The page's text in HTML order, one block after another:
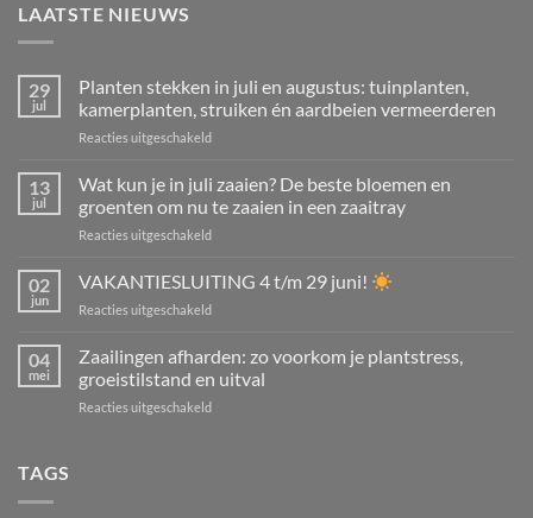
LAATSTE NIEUWS
29
jul
Planten stekken in juli en augustus: tuinplanten,
kamerplanten, struiken én aardbeien vermeerderen
Reacties uitgeschakeldvoor
stekken
juli
en
tuinplanten,
struiken
aardbeien
vermeerderen
13
jul
Wat kun je in juli zaaien? De beste bloemen en
groenten om nu te zaaien in een zaaitray
Reacties uitgeschakeldvoor
kun
in
zaaien?
De
bloemen
02
jun
VAKANTIESLUITING 4 t/m 29 juni!
Reacties uitgeschakeldvoor
29
juni!
04
mei
Zaailingen afharden: zo voorkom je plantstress,
groeistilstand en uitval
Reacties uitgeschakeldvoor
TAGS